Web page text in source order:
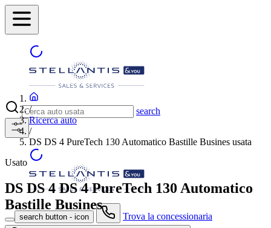
search
search button - icon Trova la concessionaria
/
Ricerca auto
/
DS DS 4 PureTech 130 Automatico Bastille Busines usata
Usato
DS DS 4DS 4 PureTech 130 Automatico
Bastille Busines